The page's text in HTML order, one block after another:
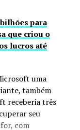
para
que criou o
lucros até
uma
também
receberia três
seu
com